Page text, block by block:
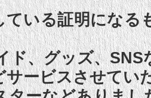
ている証明になる
ド、グッズ、SNS
サービスさせてい